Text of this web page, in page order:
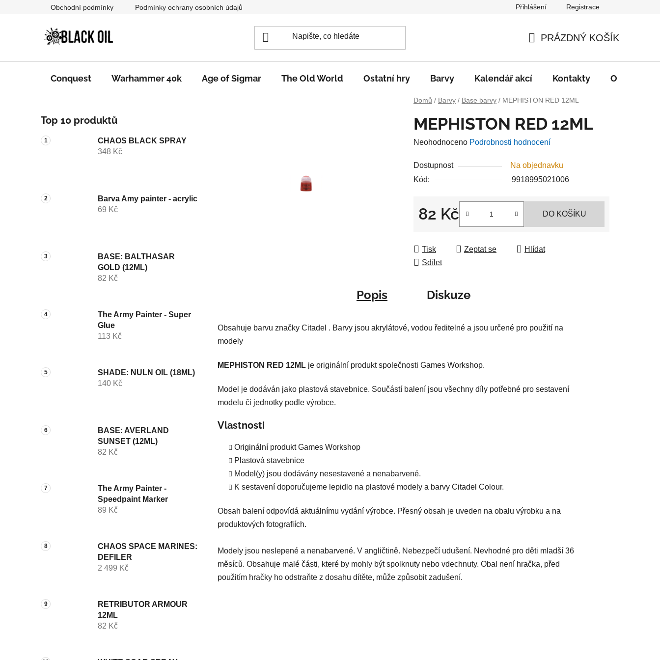
Obchodní podmínky Podmínky ochrany osobních údajů Přihlášení Registrace
KOŠÍK
PRÁZDNÝ KOŠÍK
Conquest Warhammer 40k Age of Sigmar The Old World Ostatní hry Barvy Kalendář akcí Kontakty O nás
Domů / Barvy / Base barvy / MEPHISTON RED 12ML
o
s
t
n
n
e
Top 10 produktů
CHAOS BLACK SPRAY
348 Kč
Barva Amy painter - acrylic
69 Kč
BASE: BALTHASAR
GOLD (12ML)
82 Kč
The Army Painter - Super
Glue
113 Kč
SHADE: NULN OIL (18ML)
140 Kč
BASE: AVERLAND
SUNSET (12ML)
82 Kč
The Army Painter -
Speedpaint Marker
89 Kč
CHAOS SPACE MARINES:
DEFILER
2 499 Kč
RETRIBUTOR ARMOUR
12ML
82 Kč
MEPHISTON RED 12ML
Průměrné
produktu
je
Neohodnoceno Podrobnosti hodnocení
Dostupnost
Na objednavku
Kód:
9918995021006
82 Kč
Měrná cena:
DO KOŠÍKU
Tisk Zeptat se
Hlídat
Sdílet
Popis Diskuze
Obsahuje barvu značky Citadel . Barvy jsou akrylátové, vodou ředitelné a jsou určené pro použití na
modely
MEPHISTON RED 12ML je originální produkt společnosti Games Workshop.
Model je dodáván jako plastová stavebnice. Součástí balení jsou všechny díly potřebné pro sestavení
modelu či jednotky podle výrobce.
Vlastnosti
Originální produkt Games Workshop
Plastová stavebnice
Model(y) jsou dodávány nesestavené a nenabarvené.
K sestavení doporučujeme lepidlo na plastové modely a barvy Citadel Colour.
Obsah balení odpovídá aktuálnímu vydání výrobce. Přesný obsah je uveden na obalu výrobku a na
produktových fotografiích.
Modely jsou neslepené a nenabarvené. V angličtině. Nebezpečí udušení. Nevhodné pro děti mladší 36
měsíců. Obsahuje malé části, které by mohly být spolknuty nebo vdechnuty. Obal není hračka, před
použitím hračky ho odstraňte z dosahu dítěte, může způsobit zadušení.